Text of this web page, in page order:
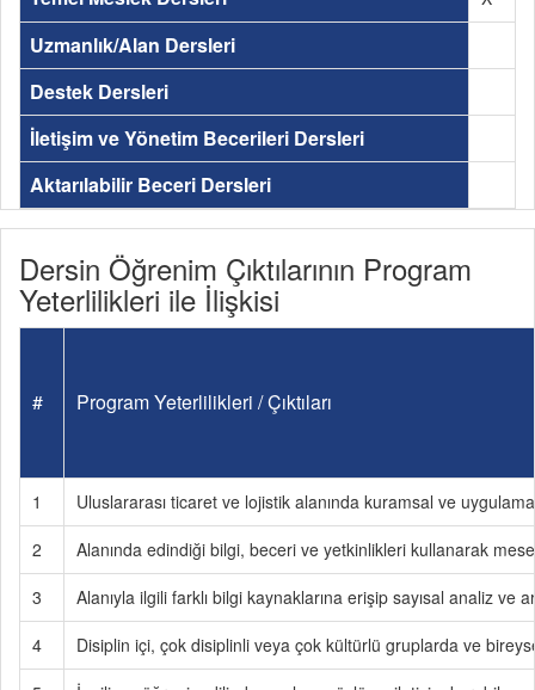
Uzmanlık/Alan Dersleri
Destek Dersleri
İletişim ve Yönetim Becerileri Dersleri
Aktarılabilir Beceri Dersleri
Dersin Öğrenim Çıktılarının Program
Yeterlilikleri ile İlişkisi
# Program Yeterlilikleri / Çıktıları
1
Uluslararası ticaret ve lojistik alanında kuramsal ve
2
Alanında edindiği bilgi, beceri ve yetkinlikleri kullanarak
3
Alanıyla ilgili farklı bilgi kaynaklarına erişip sayısal analiz ve
4
Disiplin içi, çok disiplinli veya çok kültürlü gruplarda ve